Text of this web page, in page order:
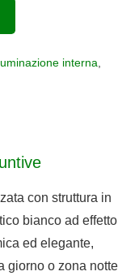
interna
con struttura in
bianco ad effetto
ed elegante,
giorno o zona notte